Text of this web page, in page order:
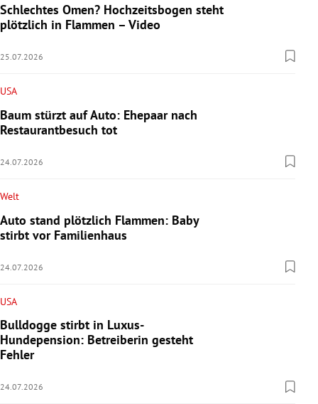
Schlechtes Omen? Hochzeitsbogen steht
plötzlich in Flammen – Video
25.07.2026
USA
Baum stürzt auf Auto: Ehepaar nach
Restaurantbesuch tot
24.07.2026
Welt
Auto stand plötzlich Flammen: Baby
stirbt vor Familienhaus
24.07.2026
USA
Bulldogge stirbt in Luxus-
Hundepension: Betreiberin gesteht
Fehler
24.07.2026